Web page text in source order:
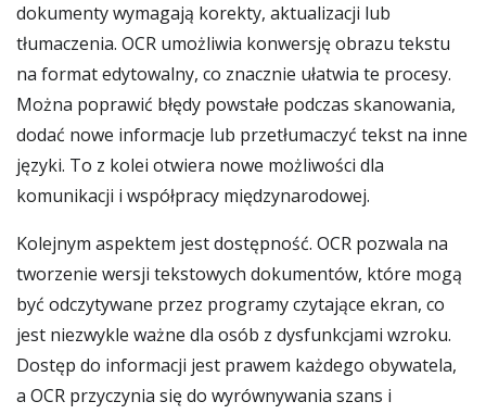
dokumenty wymagają korekty, aktualizacji lub
tłumaczenia. OCR umożliwia konwersję obrazu tekstu
na format edytowalny, co znacznie ułatwia te procesy.
Można poprawić błędy powstałe podczas skanowania,
dodać nowe informacje lub przetłumaczyć tekst na inne
języki. To z kolei otwiera nowe możliwości dla
komunikacji i współpracy międzynarodowej.
Kolejnym aspektem jest dostępność. OCR pozwala na
tworzenie wersji tekstowych dokumentów, które mogą
być odczytywane przez programy czytające ekran, co
jest niezwykle ważne dla osób z dysfunkcjami wzroku.
Dostęp do informacji jest prawem każdego obywatela,
a OCR przyczynia się do wyrównywania szans i